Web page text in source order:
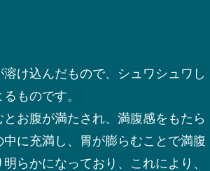
け込んだもので、シュワシュワし
ものです。
お腹が満たされ、満腹感をもたら
に充満し、胃が膨らむことで満腹
らかになっており、これにより、